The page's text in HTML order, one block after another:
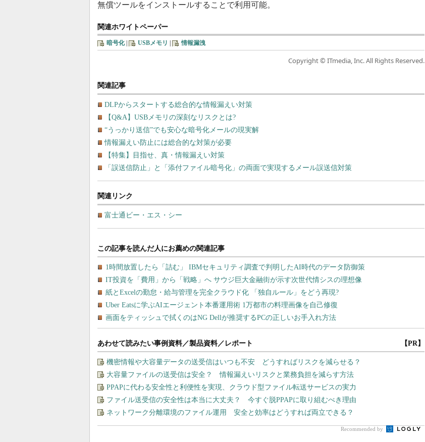
無償ツールをインストールすることで利用可能。
関連ホワイトペーパー
暗号化| USBメモリ 情報漏洩
Copyright © ITmedia, Inc. All Rights Reserved.
関連記事
DLPからスタートする総合的な情報漏えい対策
【Q&A】USBメモリの深刻なリスクとは?
“うっかり送信”でも安心な暗号化メールの現実解
情報漏えい防止には総合的な対策が必要
【特集】目指せ、真・情報漏えい対策
「誤送信防止」と「添付ファイル暗号化」の両面で実現するメール誤送信対策
関連リンク
富士通ビー・エス・シー
あわせて読みたい事例資料／製品資料／レポート 【PR】
機密情報や大容量データの送受信はいつも不安 どうすればリスクを減らせる？
大容量ファイルの送受信は安全？ 情報漏えいリスクと業務負担を減らす方法
PPAPに代わる安全性と利便性を実現、クラウド型ファイル転送サービスの実力
ファイル送受信の安全性は本当に大丈夫？ 今すぐ脱PPAPに取り組むべき理由
ネットワーク分離環境のファイル運用 安全と効率はどうすれば両立できる？
Recommended by